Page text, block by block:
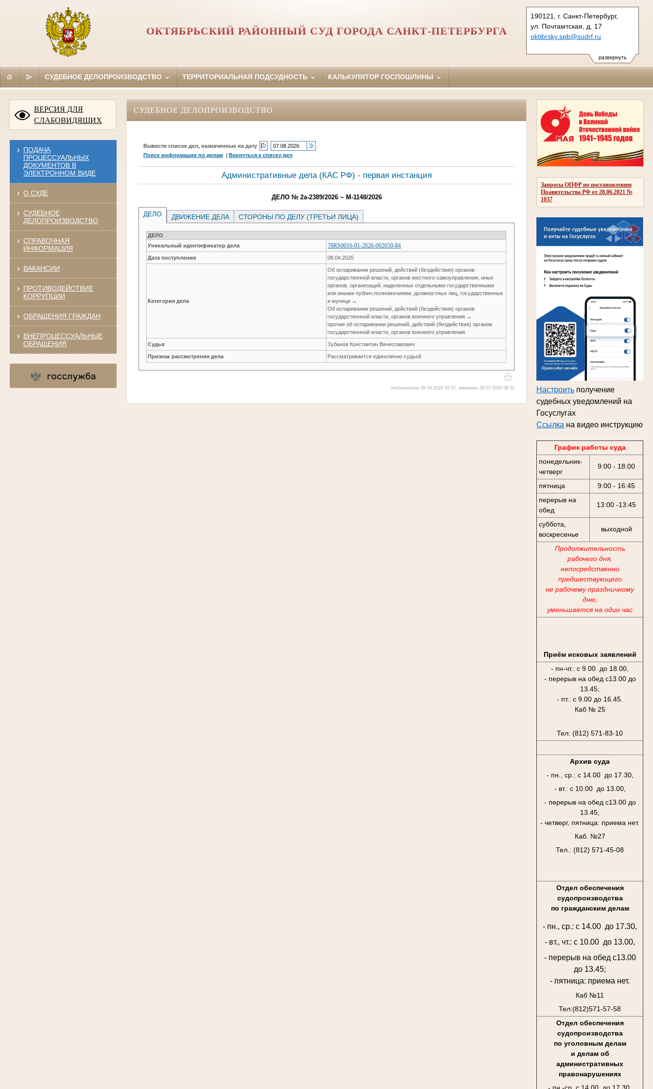
развернуть
190121, г. Санкт-Петербург,
ул. Почтамтская, д. 17
oktibrsky.spb@sudrf.ru
ОКТЯБРЬСКИЙ РАЙОННЫЙ СУД ГОРОДА САНКТ-ПЕТЕРБУРГА
СУДЕБНОЕ ДЕЛОПРОИЗВОДСТВО ТЕРРИТОРИАЛЬНАЯ ПОДСУДНОСТЬ КАЛЬКУЛЯТОР ГОСПОШЛИНЫ
ВЕРСИЯ ДЛЯ
СЛАБОВИДЯЩИХ
ПОДАЧА
ПРОЦЕССУАЛЬНЫХ
ДОКУМЕНТОВ В
ЭЛЕКТРОННОМ ВИДЕ
О СУДЕ
СУДЕБНОЕ
ДЕЛОПРОИЗВОДСТВО
СПРАВОЧНАЯ
ИНФОРМАЦИЯ
ВАКАНСИИ
ПРОТИВОДЕЙСТВИЕ
КОРРУПЦИИ
ОБРАЩЕНИЯ ГРАЖДАН
ВНЕПРОЦЕССУАЛЬНЫЕ
ОБРАЩЕНИЯ
Запросы ОПФР по постановлению
Правительства РФ от 28.06.2021 №
1037
Настроить получение
судебных уведомлений на
Госуслугах
Ссылка на видео инструкцию
График работы суда
понедельник-
четверг
9:00 - 18:00
пятница
9:00 - 16:45
перерыв на
обед
13:00 -13:45
суббота,
воскресенье
выходной
Продолжительность
рабочего дня,
непосредственно
предшествующего
не рабочему праздничному
дню,
уменьшается на один час
Приём исковых заявлений
- пн-чт.: с 9.00 до 18.00,
- перерыв на обед с13.00 до
13.45;
- пт.: с 9.00 до 16.45.
Каб № 25
Тел: (812) 571-83-10
Архив суда
- пн., ср.: с 14.00 до 17.30,
- вт.: с 10.00 до 13.00,
- перерыв на обед с13.00 до
13.45;
- четверг, пятница: приема нет.
Каб. №27
Тел.: (812) 571-45-08
Отдел обеспечения
судопроизводства
по гражданским делам
- пн., ср.: с 14.00 до 17.30,
- вт., чт.: с 10.00 до 13.00,
- перерыв на обед с13.00
до 13.45;
- пятница: приема нет.
Каб №11
Тел:(812)571-57-58
Отдел обеспечения
судопроизводства
по уголовным делам
и делам об
административных
правонарушениях
СУДЕБНОЕ ДЕЛОПРОИЗВОДСТВО
Вывести список дел, назначенных на дату
Поиск информации по делам |Вернуться к списку дел
Административные дела (КАC РФ) - первая инстанция
ДЕЛО № 2а-2389/2026 ~ М-1148/2026
ДЕЛО ДВИЖЕНИЕ ДЕЛА СТОРОНЫ ПО ДЕЛУ (ТРЕТЬИ ЛИЦА)
ДЕЛО
Уникальный идентификатор дела
78RS0016-01-2026-002650-84
Дата поступления 08.04.2026
Категория дела
Об оспаривании решений, действий (бездействия) органов
государственной власти, органов местного самоуправления, иных
органов, организаций, наделенных отдельными государственными
или иными публич.полномочиями, должностных лиц, государственных
и муници →
Об оспаривании решений, действий (бездействия) органов
государственной власти, органов военного управления →
прочие об оспаривании решений, действий (бездействия) органов
государственной власти, органов военного управления
Судья Зубанов Константин Вячеславович
Признак рассмотрения дела Рассматривается единолично судьей
опубликовано 08.04.2026 19:37, изменено 28.07.2026 08:31